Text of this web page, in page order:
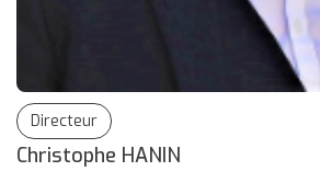
Directeur
Christophe HANIN